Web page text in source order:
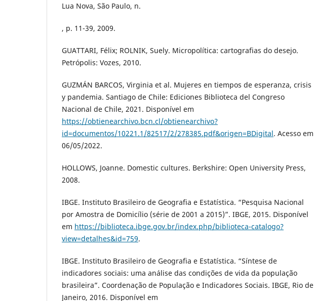
Lua Nova, São Paulo, n.
, p. 11-39, 2009.
GUATTARI, Félix; ROLNIK, Suely. Micropolítica: cartografias do desejo.
Petrópolis: Vozes, 2010.
GUZMÁN BARCOS, Virginia et al. Mujeres en tiempos de esperanza, crisis
y pandemia. Santiago de Chile: Ediciones Biblioteca del Congreso
Nacional de Chile, 2021. Disponível em
https://obtienearchivo.bcn.cl/obtienearchivo?
id=documentos/10221.1/82517/2/278385.pdf&origen=BDigital. Acesso em
06/05/2022.
HOLLOWS, Joanne. Domestic cultures. Berkshire: Open University Press,
2008.
IBGE. Instituto Brasileiro de Geografia e Estatística. “Pesquisa Nacional
por Amostra de Domicílio (série de 2001 a 2015)”. IBGE, 2015. Disponível
em https://biblioteca.ibge.gov.br/index.php/biblioteca-catalogo?
view=detalhes&id=759.
IBGE. Instituto Brasileiro de Geografia e Estatística. “Síntese de
indicadores sociais: uma análise das condições de vida da população
brasileira”. Coordenação de População e Indicadores Sociais. IBGE, Rio de
Janeiro, 2016. Disponível em